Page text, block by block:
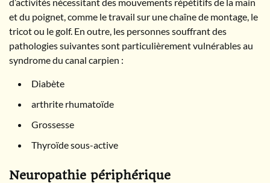
et du poignet, comme le travail sur une chaîne de montage, le
tricot ou le golf. En outre, les personnes souffrant des
pathologies suivantes sont particulièrement vulnérables au
syndrome du canal carpien :
Diabète
arthrite rhumatoïde
Grossesse
Thyroïde sous-active
Neuropathie périphérique